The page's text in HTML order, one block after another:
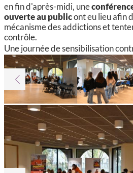
en fin d'après-midi, une
ouverte au publicont eu lieu afin
mécanisme des addictions et
contrôle.
Une journée de sensibilisation